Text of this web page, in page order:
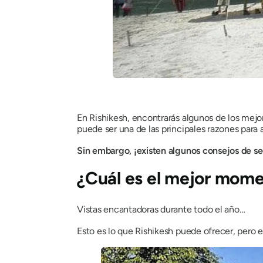
En Rishikesh, encontrarás algunos de los
puede ser una de las principales razones para
Sin embargo, ¡existen algunos consejos de
¿Cuál es el mejor
Vistas encantadoras durante todo el año…
Esto es lo que Rishikesh puede ofrecer,